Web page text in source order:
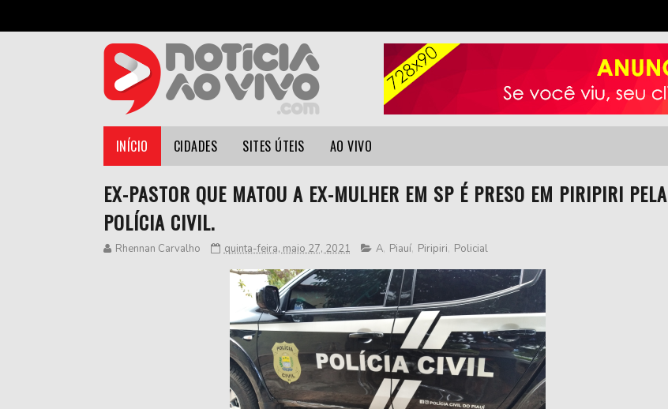
INÍCIO CIDADES SITES ÚTEIS AO VIVO
EX-PASTOR QUE MATOU A EX-MULHER EM SP É PRESO EM PIRIPIRI PELA
POLÍCIA CIVIL.
Rhennan Carvalho quinta-feira, maio 27, 2021 A, Piauí, Piripiri, Policial